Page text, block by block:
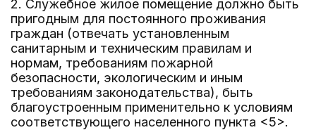
2. Служебное жилое помещение должно быть
пригодным для постоянного проживания
граждан (отвечать установленным
санитарным и техническим правилам и
нормам, требованиям пожарной
безопасности, экологическим и иным
требованиям законодательства), быть
благоустроенным применительно к условиям
соответствующего населенного пункта <5>.